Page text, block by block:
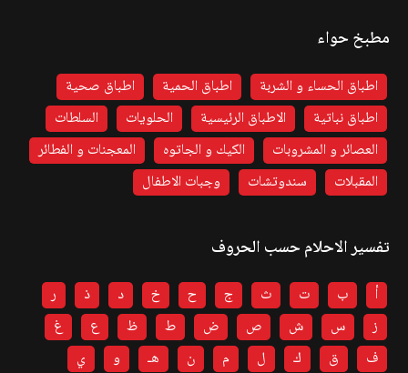
مطبخ حواء
اطباق الحساء و الشربة اطباق الحمية
اطباق صحية
اطباق نباتية
الاطباق الرئيسية الحلويات
السلطات
العصائر و المشروبات
الكيك و الجاتوه
المعجنات و الفطائر
المقبلات
سندوتشات وجبات الاطفال
تفسير الاحلام حسب الحروف
أ ب ت ث ج ح خ د ذ
ر
ز
س ش ص ض ط ظ ع
غ
ف
ق ك ل م ن هـ و ي